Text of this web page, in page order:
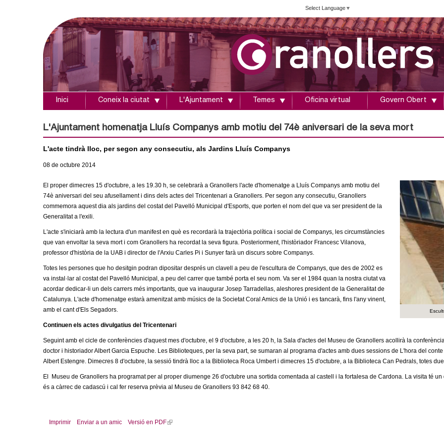
Vés
al
contingut
Select Language▼
j
u
n
t
a
m
e
n
t
e
G
r
n
Inici Coneix la ciutat L'Ajuntament Temes Oficina virtual Govern Obert
L'Ajuntament homenatja Lluís Companys amb motiu del 74è aniversari de la seva mort
L'acte tindrà lloc, per segon any consecutiu, als Jardins Lluís Companys
08 de octubre 2014
El proper dimecres 15 d'octubre, a les 19.30 h, se celebrarà a Granollers l'acte d'homenatge a Lluís Companys amb motiu del
74è aniversari del seu afusellament i dins dels actes del Tricentenari a Granollers. Per segon any consecutiu, Granollers
commemora aquest dia als jardins del costat del Pavelló Municipal d'Esports, que porten el nom del que va ser president de la
Generalitat a l'exili.
L'acte s'iniciarà amb la lectura d'un manifest en què es recordarà la trajectòria política i social de Companys, les circumstàncies
que van envoltar la seva mort i com Granollers ha recordat la seva figura. Posteriorment, l'històriador Francesc Vilanova,
professor d'història de la UAB i director de l'Arxiu Carles Pi i Sunyer farà un discurs sobre Companys.
Totes les persones que ho desitgin podran dipositar després un clavell a peu de l'escultura de Companys, que des de 2002 es
va instal·lar al costat del Pavelló Municipal, a peu del carrer que també porta el seu nom. Va ser el 1984 quan la nostra ciutat va
acordar dedicar-li un dels carrers més importants, que va inaugurar Josep Tarradellas, aleshores president de la Generalitat de
Catalunya. L'acte d'homenatge estarà amenitzat amb músics de la Societat Coral Amics de la Unió i es tancarà, fins l'any vinent,
amb el cant d'Els Segadors.
Continuen els actes divulgatius del Tricentenari
Seguint amb el cicle de conferències d'aquest mes d'octubre, el 9 d'octubre, a les 20 h, la Sala d'actes del Museu de Granollers acollirà la
doctor i historiador Albert Garcia Espuche. Les Biblioteques, per la seva part, se sumaran al programa d'actes amb dues sessions de L'hora del
Albert Estengre. Dimecres 8 d'octubre, la sessió tindrà lloc a la Biblioteca Roca Umbert i dimecres 15 d'octubre, a la Biblioteca Can Pedrals, totes
El Museu de Granollers ha programat per al proper diumenge 26 d'octubre una sortida comentada al castell i la fortalesa de Cardona. La visita té
és a càrrec de cadascú i cal fer reserva prèvia al Museu de Granollers 93 842 68 40.
Imprimir Enviar a un amic Versió en PDF(